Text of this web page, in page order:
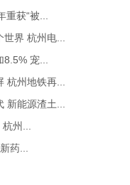
获“被...
界 杭州电...
宠...
杭州地铁再...
新能源渣土...
州...
药...